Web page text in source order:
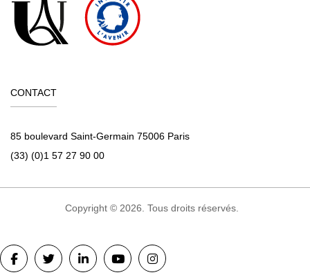
CONTACT
85 boulevard Saint-Germain 75006 Paris
(33) (0)1 57 27 90 00
Copyright © 2026. Tous droits réservés.